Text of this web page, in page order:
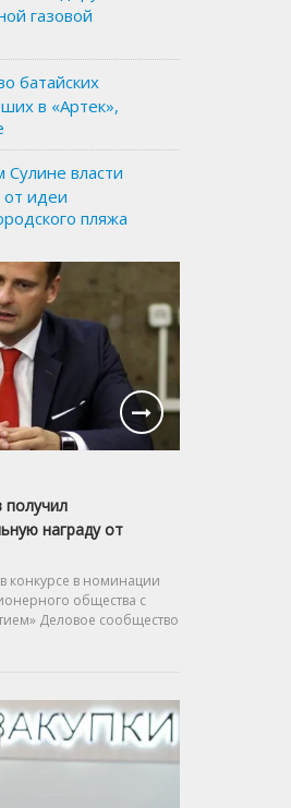
газовой
батайских
в «Артек»,
Сулине власти
от идеи
пляжа
награду от
конкурсе в номинации
общества с
Деловое сообщество